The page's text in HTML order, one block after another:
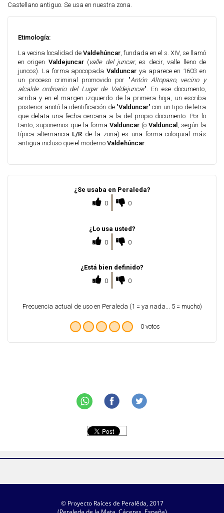
Castellano antiguo. Se usa en nuestra zona.
Etimología:
La vecina localidad de Valdehúncar, fundada en el s. XIV, se llamó
en origen Valdejuncar (valle del juncar, es decir, valle lleno de
juncos). La forma apocopadaValduncar ya aparece en 1603 en
un proceso criminal promovido por "Antón Altopaso, vecino y
alcalde ordinario del Lugar de Valdejuncar". En ese documento,
arriba y en el margen izquierdo de la primera hoja, un escriba
posterior anotó la identificación de "Valduncar" con un tipo de letra
que delata una fecha cercana a la del propio documento. Por lo
tanto, suponemos que la forma Valduncar (o Valduncal , según la
típica alternancia L/R de la zona) es una forma coloquial más
antigua incluso que el moderno Valdehúncar.
¿Se usaba en Peraleda?
0
0
¿Lo usa usted?
0
0
¿Está bien definido?
0
0
Frecuencia actual de uso en Peraleda (1 = ya nada... 5 = mucho)
0 votos
© Proyecto Raíces de Peralêda, 2017